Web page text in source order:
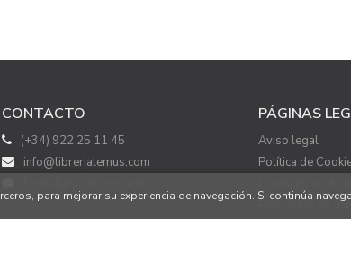
CONTACTO
(+34) 922 25 11 45
info@librerialemus.com
PÁGINAS
Aviso legal
Política de
Protección de
para mejorar su experiencia de navegación. Si continúa